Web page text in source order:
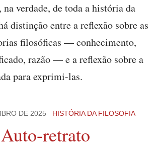
verdade, de toda a história da
distinção entre a reflexão sobre as
filosóficas — conhecimento,
razão — e a reflexão sobre a
para exprimi-las.
DE 2025 HISTÓRIA DA FILOSOFIA
Auto-retrato